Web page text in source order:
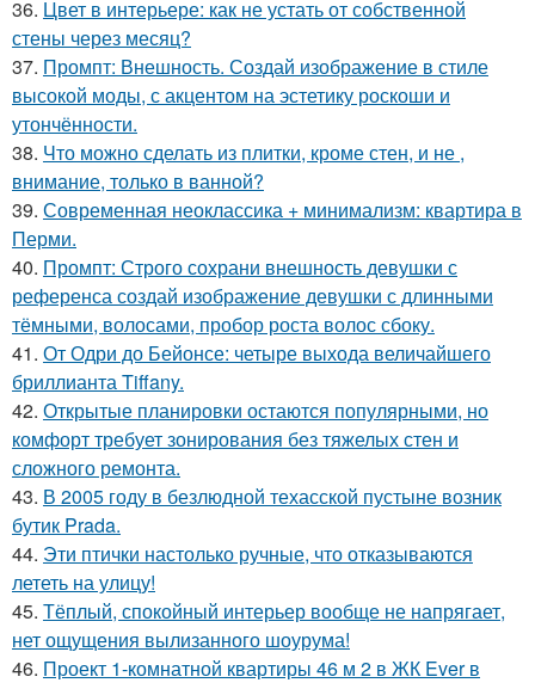
36. Цвет в интерьере: как не устать от собственной
стены через месяц?
37. Промпт: Внешность. Создай изображение в стиле
высокой моды, с акцентом на эстетику роскоши и
утончённости.
38. Что можно сделать из плитки, кроме стен, и не ,
внимание, только в ванной?
39. Современная неоклассика + минимализм: квартира в
Перми.
40. Промпт: Строго сохрани внешность девушки с
референса создай изображение девушки с длинными
тёмными, волосами, пробор роста волос сбоку.
41. От Одри до Бейонсе: четыре выхода величайшего
бриллианта Tiffany.
42. Открытые планировки остаются популярными, но
комфорт требует зонирования без тяжелых стен и
сложного ремонта.
43. В 2005 году в безлюдной техасской пустыне возник
бутик Prada.
44. Эти птички настолько ручные, что отказываются
лететь на улицу!
45. Тёплый, спокойный интерьер вообще не напрягает,
нет ощущения вылизанного шоурума!
46. Проект 1-комнатной квартиры 46 м 2 в ЖК Ever в